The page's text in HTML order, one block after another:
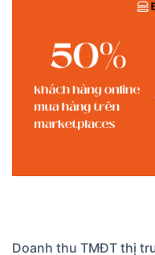
Doanh thu TMĐT thị